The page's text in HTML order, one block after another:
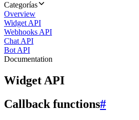
Categorías
Overview
Widget API
Webhooks API
Chat API
Bot API
Documentation
Widget API
Callback functions#